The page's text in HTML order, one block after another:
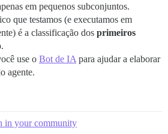
em pequenos subconjuntos.
que testamos (e executamos em
é a classificação dos primeiros
use o Bot de IA para ajudar a elaborar
agente.
in your community